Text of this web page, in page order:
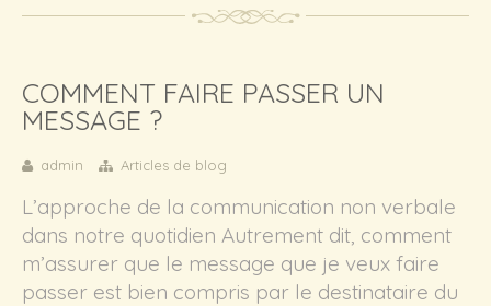
COMMENT FAIRE PASSER UN
MESSAGE ?
admin Articles de blog
L’approche de la communication non verbale
dans notre quotidien Autrement dit, comment
m’assurer que le message que je veux faire
passer est bien compris par le destinataire du